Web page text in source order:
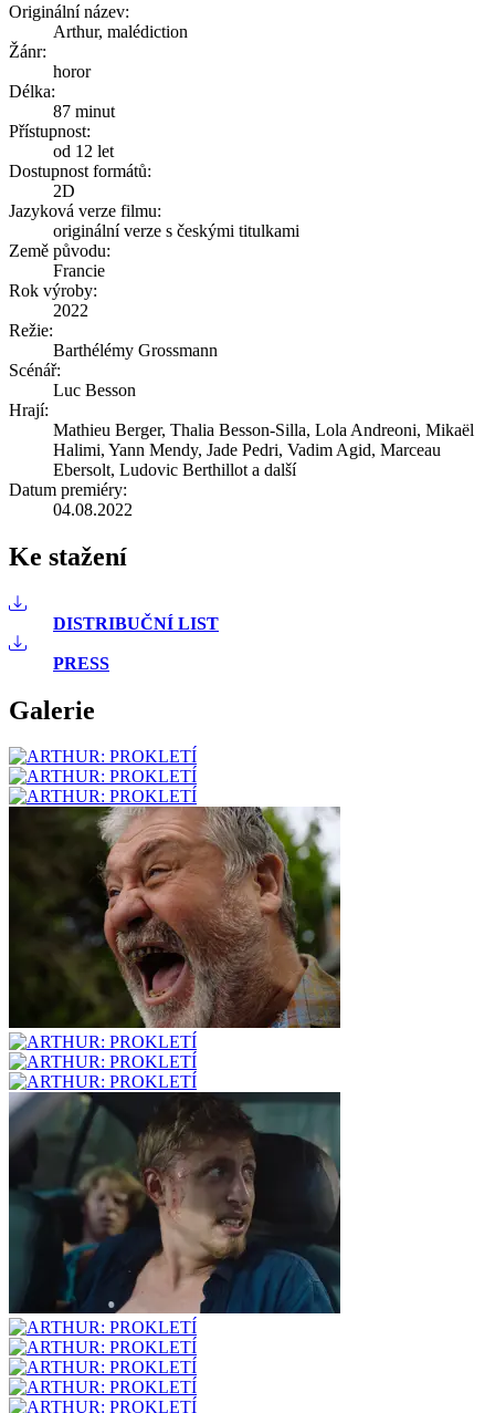
Originální název:
Arthur, malédiction
Žánr:
horor
Délka:
87 minut
Přístupnost:
od 12 let
Dostupnost formátů:
2D
Jazyková verze filmu:
originální verze s českými titulkami
Země původu:
Francie
Rok výroby:
2022
Režie:
Barthélémy Grossmann
Scénář:
Luc Besson
Hrají:
Mathieu Berger, Thalia Besson-Silla, Lola Andreoni, Mikaël
Halimi, Yann Mendy, Jade Pedri, Vadim Agid, Marceau
Ebersolt, Ludovic Berthillot a další
Datum premiéry:
04.08.2022
Ke stažení
DISTRIBUČNÍ LIST
PRESS
Galerie